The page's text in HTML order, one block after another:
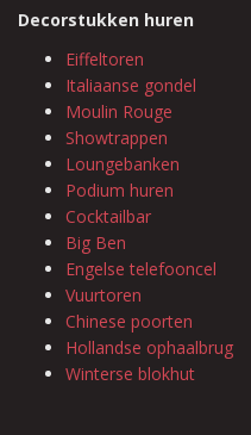
Decorstukken huren
Eiffeltoren
Italiaanse gondel
Moulin Rouge
Showtrappen
Loungebanken
Podium huren
Cocktailbar
Big Ben
Engelse telefooncel
Vuurtoren
Chinese poorten
Hollandse ophaalbrug
Winterse blokhut